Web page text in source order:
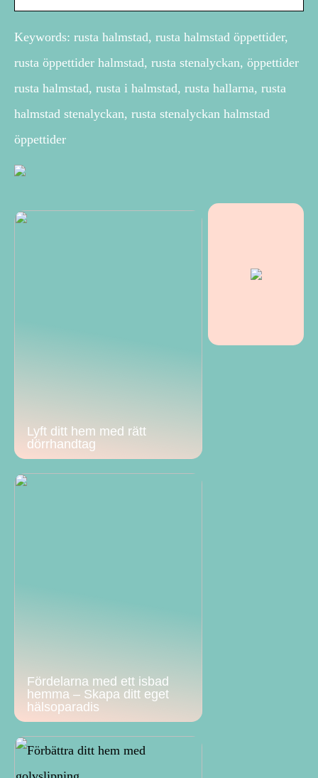
Keywords: rusta halmstad, rusta halmstad öppettider,
rusta öppettider halmstad, rusta stenalyckan, öppettider
rusta halmstad, rusta i halmstad, rusta hallarna, rusta
halmstad stenalyckan, rusta stenalyckan halmstad
öppettider
Lyft ditt hem med rätt
dörrhandtag
Fördelarna med ett isbad
hemma – Skapa ditt eget
hälsoparadis